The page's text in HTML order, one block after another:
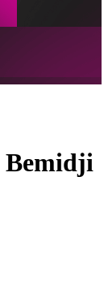
Bemidji